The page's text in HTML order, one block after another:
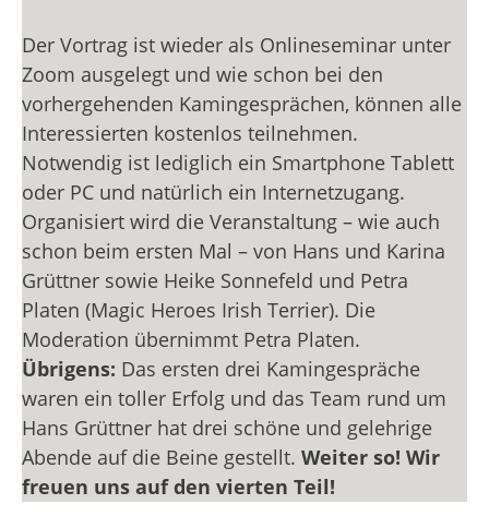
Der Vortrag ist wieder als Onlineseminar unter
Zoom ausgelegt und wie schon bei den
vorhergehenden Kamingesprächen, können alle
Interessierten kostenlos teilnehmen.
Notwendig ist lediglich ein Smartphone Tablett
oder PC und natürlich ein Internetzugang.
Organisiert wird die Veranstaltung – wie auch
schon beim ersten Mal – von Hans und Karina
Grüttner sowie Heike Sonnefeld und Petra
Platen (Magic Heroes Irish Terrier). Die
Moderation übernimmt Petra Platen.
Übrigens: Das ersten drei Kamingespräche
waren ein toller Erfolg und das Team rund um
Hans Grüttner hat drei schöne und gelehrige
Abende auf die Beine gestellt. Weiter so! Wir
freuen uns auf den vierten Teil!